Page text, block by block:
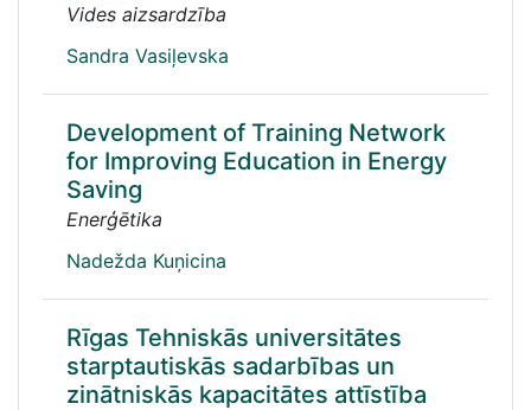
Vides aizsardzība
Sandra Vasiļevska
Development of Training Network
for Improving Education in Energy
Saving
Enerģētika
Nadežda Kuņicina
Rīgas Tehniskās universitātes
starptautiskās sadarbības un
zinātniskās kapacitātes attīstība